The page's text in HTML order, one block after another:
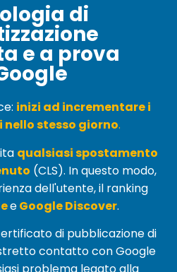
di
e a prova
inizi ad incrementare i
stesso giorno.
qualsiasi spostamento
(CLS). In questo modo,
dell'utente, il ranking
eGoogle Discover.
di pubblicazione di
contatto con Google